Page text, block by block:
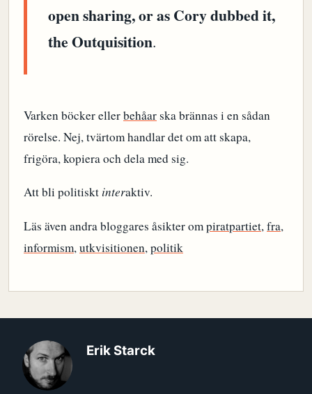
open sharing, or as Cory dubbed it,
the Outquisition.
Varken böcker ellerbehåarska brännas i en sådan
rörelse. Nej, tvärtom handlar det om att skapa,
frigöra, kopiera och dela med sig.
Att bli politiskt interaktiv.
Läs även andra bloggares åsikter ompiratpartiet,fra,
informism,utkvisitionen,politik
Erik Starck